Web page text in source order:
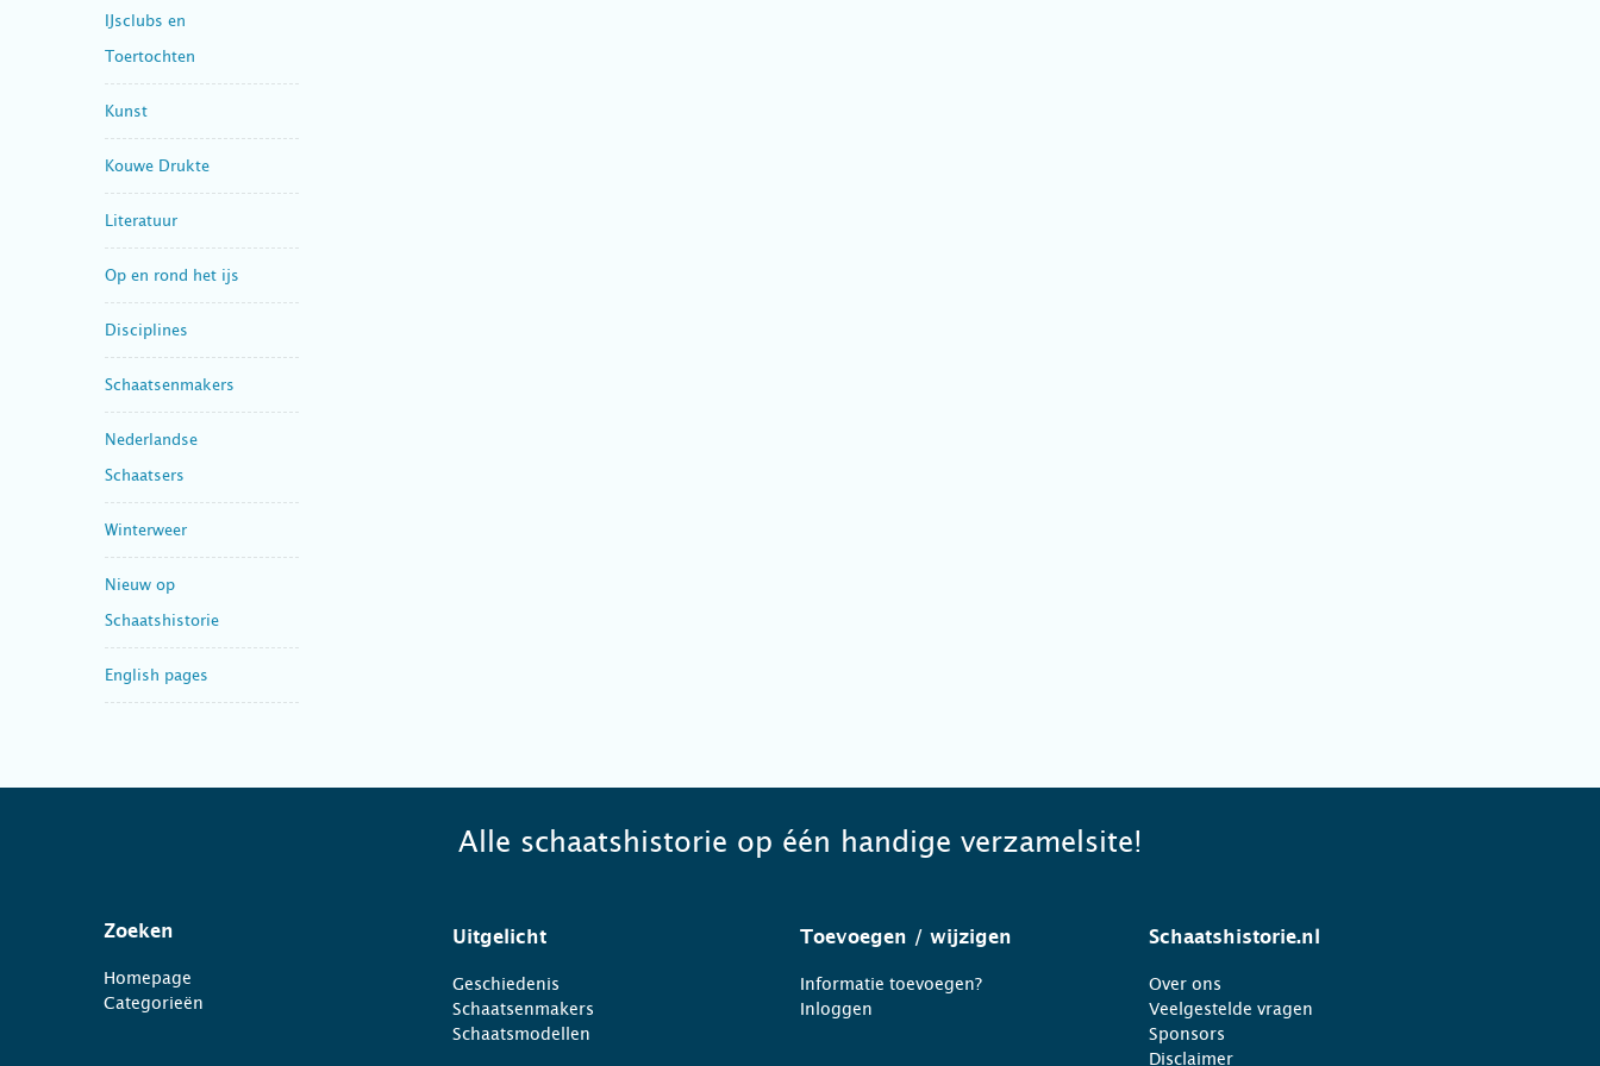
IJsclubs en
Toertochten
Kunst
Kouwe Drukte
Literatuur
Op en rond het ijs
Disciplines
Schaatsenmakers
Nederlandse
Schaatsers
Winterweer
Nieuw op
Schaatshistorie
English pages
Alle schaatshistorie op één handige verzamelsite!
Zoeken
Homepage
Categorieën
Uitgelicht
Geschiedenis
Schaatsenmakers
Schaatsmodellen
Toevoegen / wijzigen
Informatie toevoegen?
Inloggen
Schaatshistorie.nl
Over ons
Veelgestelde vragen
Sponsors
Disclaimer